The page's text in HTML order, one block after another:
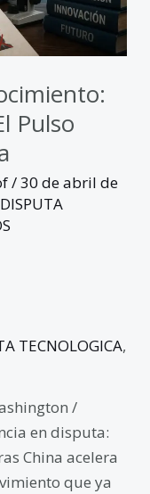
Pulso
/30 de abril de
DISPUTA
TECNOLOGICA,
/
en disputa:
China acelera
que ya